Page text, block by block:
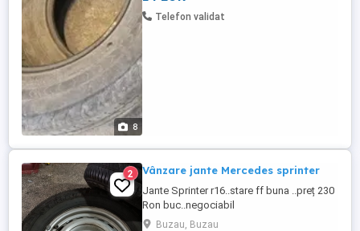
8
Telefon validat
2 Vânzare jante Mercedes sprinter
Jante Sprinter r16..stare ff buna ..preț 230
Ron buc..negociabil
Buzau, Buzau